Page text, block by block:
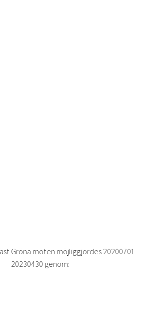
Gröna möten möjliggjordes 20200701-
20230430 genom: